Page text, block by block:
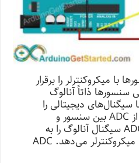
با میکروکنترلر را برقرار
سنسورها ذاتاً آنالوگ
سیگنال‌های دیجیتالی را
پردازش می‌کند. بنابراین باید از ADC بین سنسور و
میکروکنترلر استفاده کنیم. ADC سیگنال آنالوگ را به
دیجیتال تبدیل کرده و تحویل میکروکنترلر می‌دهد. ADC